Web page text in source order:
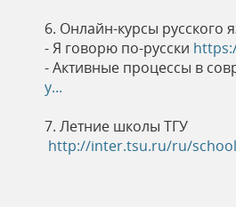
6. Онлайн-курсы русского
- Я говорю по-русски
- Активные процессы в
y...
7. Летние школы ТГУ
http://inter.tsu.ru/ru/